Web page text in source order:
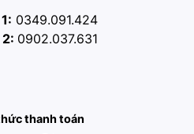
0349.091.424
0902.037.631
thanh toán